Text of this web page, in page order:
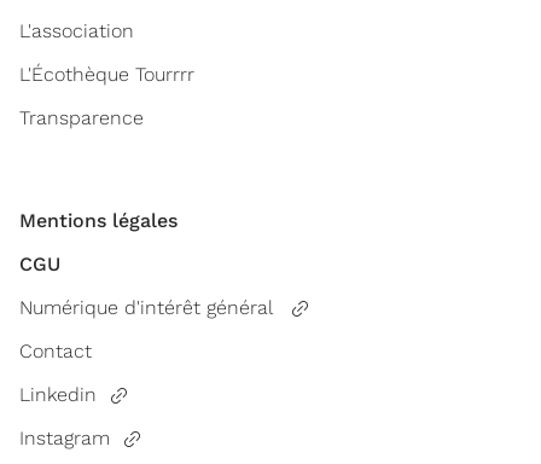
L'association
L'Écothèque Tourrrr
Transparence
Mentions légales
CGU
Numérique d'intérêt général
Contact
Linkedin
Instagram